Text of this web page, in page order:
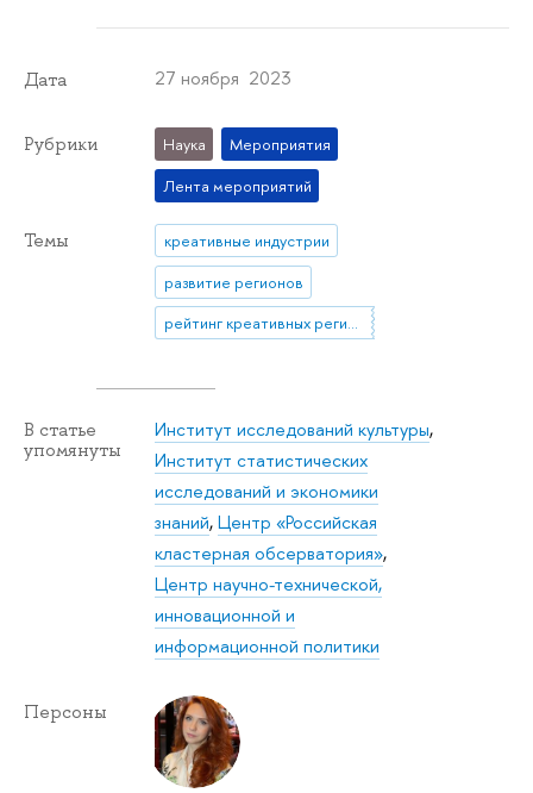
Дата 27 ноября 2023
Рубрики Наука
Мероприятия
Лента мероприятий
Темы
креативные индустрии
развитие регионов
рейтинг креативных регионов России
В статье
упомянуты
Институт исследований культуры,
Институт статистических
исследований и экономики
знаний,Центр «Российская
кластерная обсерватория»,
Центр научно-технической,
инновационной и
информационной политики
Персоны